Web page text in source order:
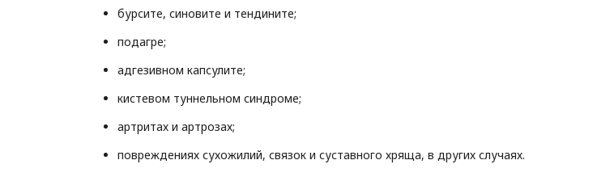
бурсите, синовите и тендините; ⠀
подагре; ⠀
адгезивном капсулите; ⠀
кистевом туннельном синдроме; ⠀
артритах и артрозах; ⠀
повреждениях сухожилий, связок и суставного хряща, в других случаях.